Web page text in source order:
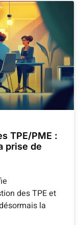
TPE/PME :
prise de
des TPE et
la